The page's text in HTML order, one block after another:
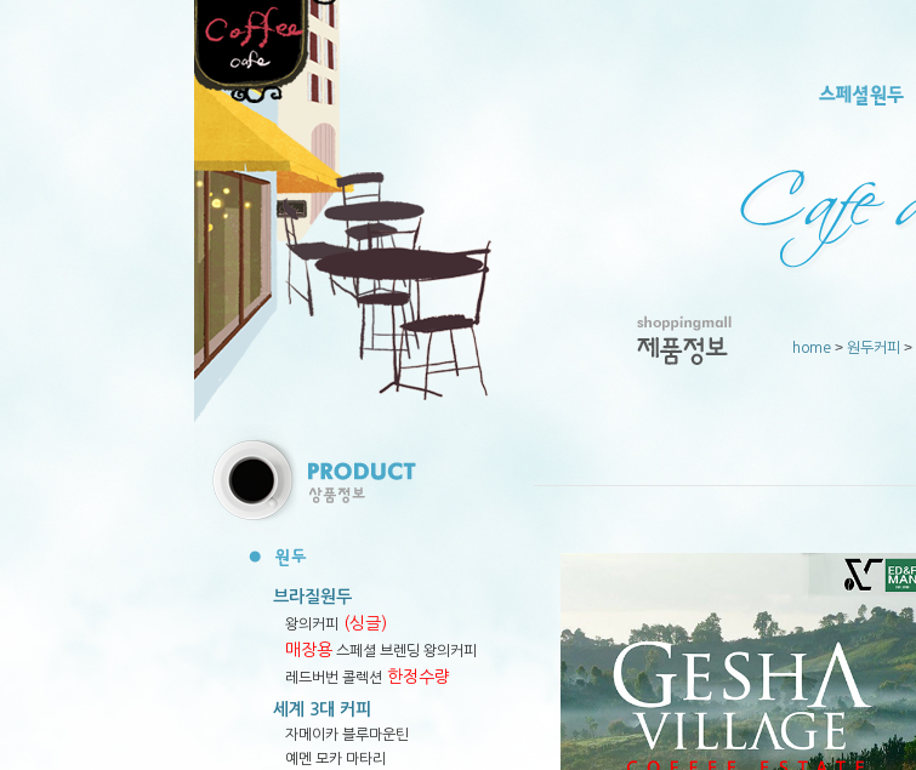
home > 원두커피 >
브라질원두
왕의커피
(싱글)
매장용 스페셜 브렌딩 왕의커피
레드버번 콜렉션 한정수량
세계 3대 커피
자메이카 블루마운틴
예멘 모카 마타리